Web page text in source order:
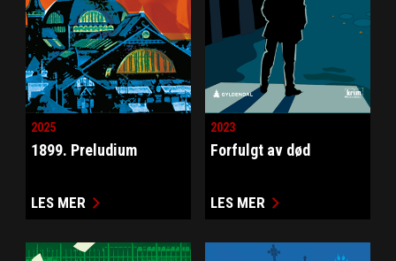
2025
1899. Preludium
LES MER
2023
Forfulgt av død
LES MER